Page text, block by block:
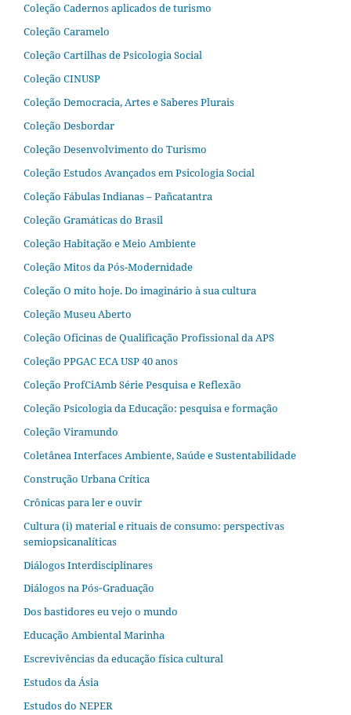
Coleção Cadernos aplicados de turismo
Coleção Caramelo
Coleção Cartilhas de Psicologia Social
Coleção CINUSP
Coleção Democracia, Artes e Saberes Plurais
Coleção Desbordar
Coleção Desenvolvimento do Turismo
Coleção Estudos Avançados em Psicologia Social
Coleção Fábulas Indianas – Pañcatantra
Coleção Gramáticas do Brasil
Coleção Habitação e Meio Ambiente
Coleção Mitos da Pós-Modernidade
Coleção O mito hoje. Do imaginário à sua cultura
Coleção Museu Aberto
Coleção Oficinas de Qualificação Profissional da APS
Coleção PPGAC ECA USP 40 anos
Coleção ProfCiAmb Série Pesquisa e Reflexão
Coleção Psicologia da Educação: pesquisa e formação
Coleção Viramundo
Coletânea Interfaces Ambiente, Saúde e Sustentabilidade
Construção Urbana Crítica
Crônicas para ler e ouvir
Cultura (i) material e rituais de consumo: perspectivas
semiopsicanalíticas
Diálogos Interdisciplinares
Diálogos na Pós‐Graduação
Dos bastidores eu vejo o mundo
Educação Ambiental Marinha
Escrevivências da educação física cultural
Estudos da Ásia​
Estudos do NEPER